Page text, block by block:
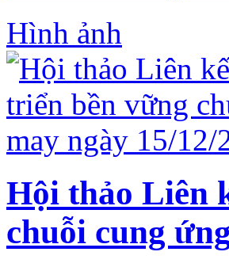
Hình ảnh
Hội thảo Liên
chuỗi cung